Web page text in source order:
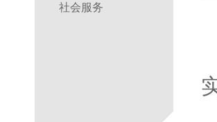
社会服务